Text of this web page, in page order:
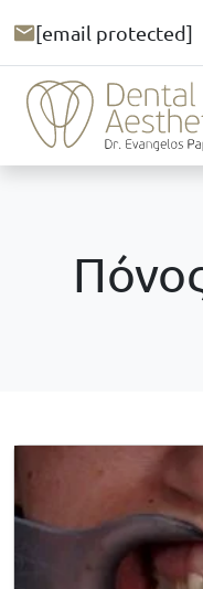
[email protected]